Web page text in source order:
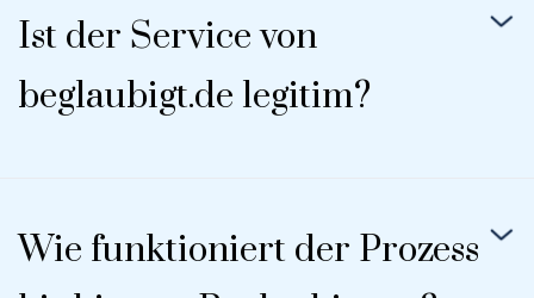
Ist der Service von
beglaubigt.de legitim?
Wie funktioniert der Prozess